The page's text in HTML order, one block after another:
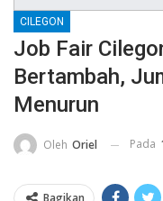
CILEGON
Job Fair
Bertambah,
Menurun
Oleh Oriel Pada
Bagikan